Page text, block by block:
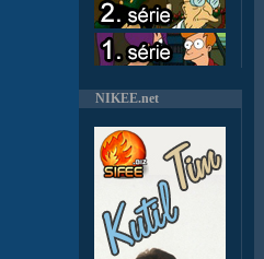
NIKEE.net